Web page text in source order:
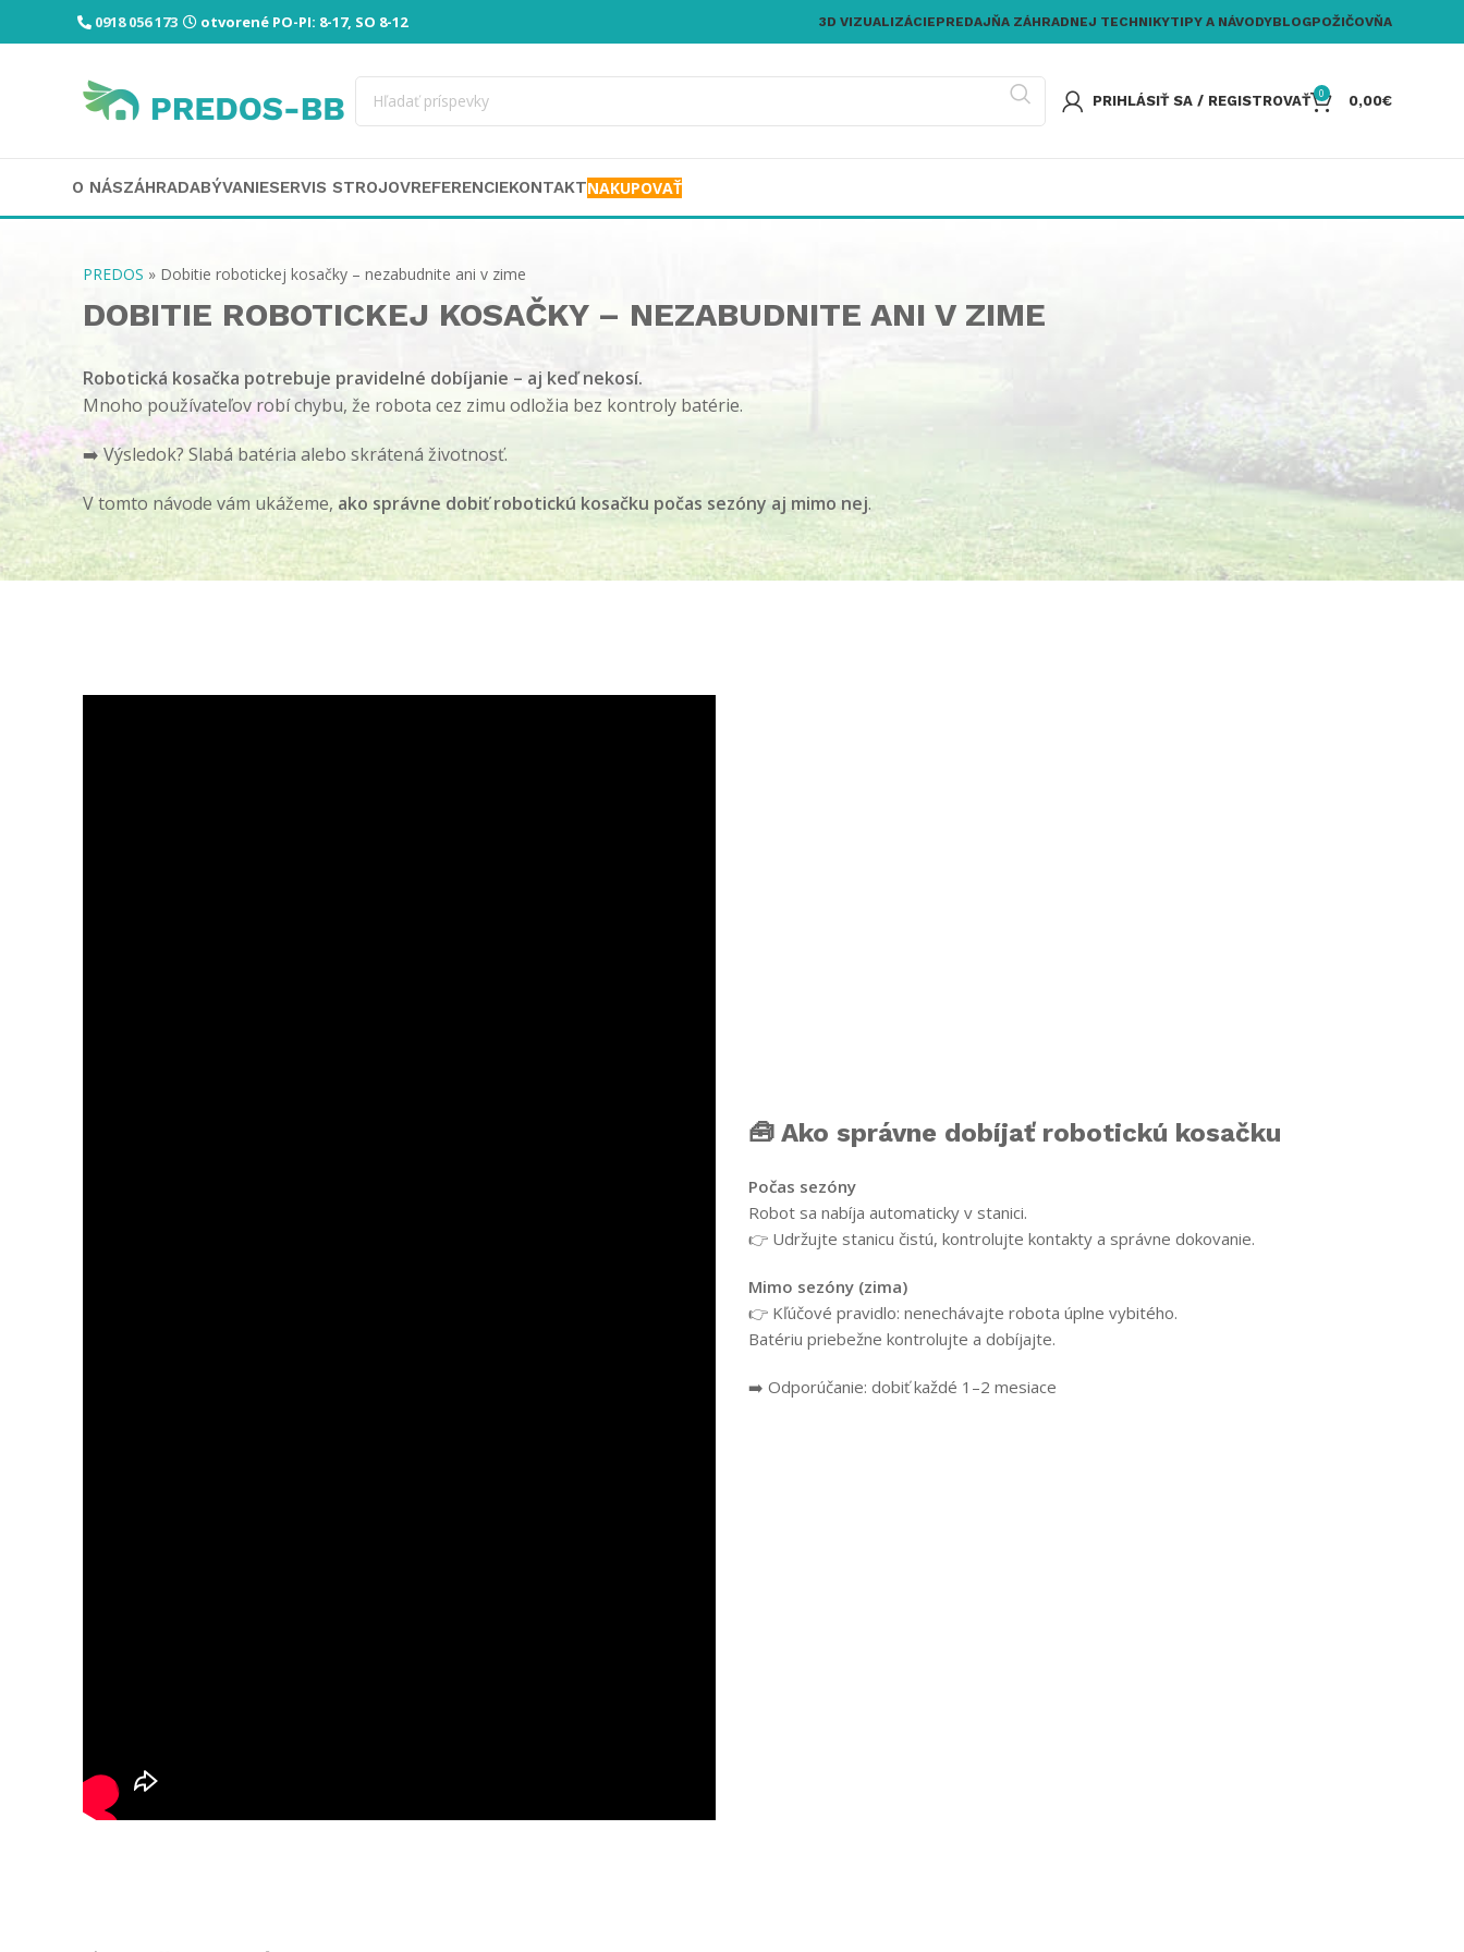
0918 056 173 otvorené PO-PI: 8-17, SO 8-12 3D VIZUALIZÁCIEPREDAJŇA ZÁHRADNEJ TECHNIKYTIPY A NÁVODYBLOGPOŽIČOVŇA
PRIHLÁSIŤ SA / REGISTROVAŤ 0 0,00€
O NÁSZÁHRADABÝVANIESERVIS STROJOVREFERENCIEKONTAKTNAKUPOVAŤ
PREDOS » Dobitie robotickej kosačky – nezabudnite ani v zime
DOBITIE ROBOTICKEJ KOSAČKY – NEZABUDNITE ANI V ZIME
Robotická kosačka potrebuje pravidelné dobíjanie – aj keď nekosí.
Mnoho používateľov robí chybu, že robota cez zimu odložia bez kontroly batérie.
➡️ Výsledok? Slabá batéria alebo skrátená životnosť.
V tomto návode vám ukážeme, ako správne dobiť robotickú kosačku počas sezóny aj mimo nej.
🧰 Ako správne dobíjať robotickú kosačku
Počas sezóny
Robot sa nabíja automaticky v stanici.
👉 Udržujte stanicu čistú, kontrolujte kontakty a správne dokovanie.
Mimo sezóny (zima)
👉 Kľúčové pravidlo: nenechávajte robota úplne vybitého.
Batériu priebežne kontrolujte a dobíjajte.
➡️ Odporúčanie: dobiť každé 1–2 mesiace